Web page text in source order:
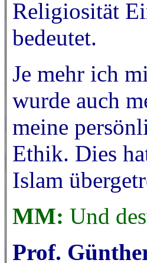
Religiosität
bedeutet.
Je mehr ich
wurde auch
meine
Ethik. Dies
Islam
MM: Und
Prof.